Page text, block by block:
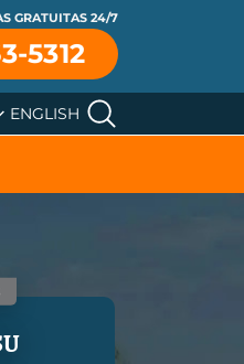
GRATUITAS 24/7
5312
ENGLISH